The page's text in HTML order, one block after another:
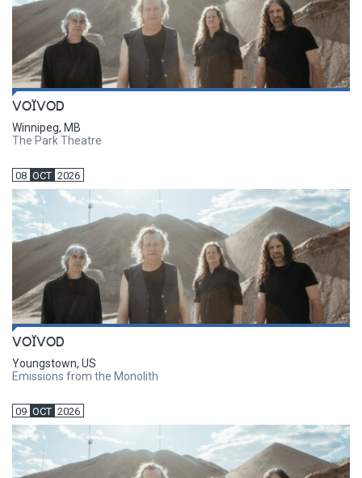
VOÏVOD
Winnipeg, MB
The Park Theatre
08 OCT 2026
VOÏVOD
Youngstown, US
Emissions from the Monolith
09 OCT 2026